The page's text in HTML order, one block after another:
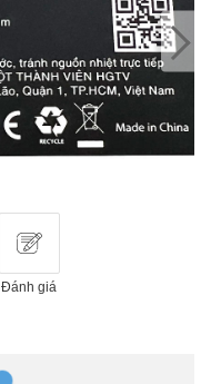
Đánh giá